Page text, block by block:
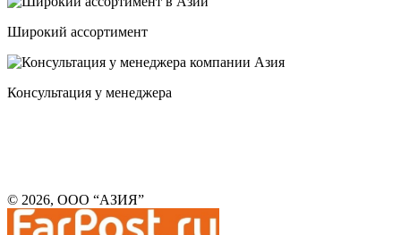
Широкий ассортимент
Консультация у менеджера
© 2026, ООО “АЗИЯ”